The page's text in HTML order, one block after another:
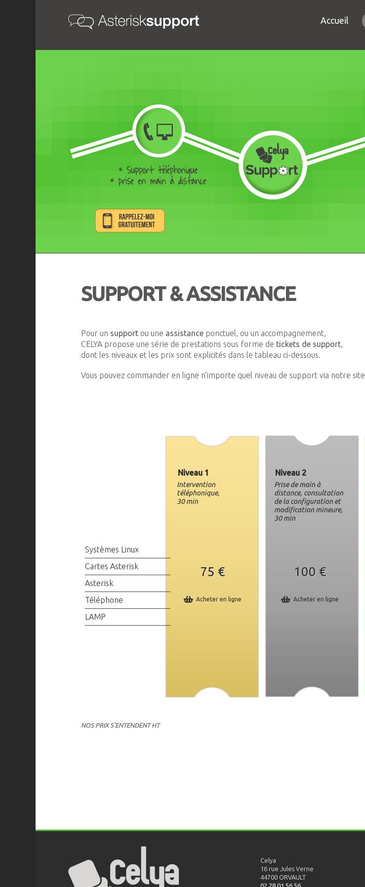
Accueil
SUPPORT & ASSISTANCE
Pour un support ou une assistance ponctuel, ou un accompagnement,
CELYA propose une série de prestations sous forme de tickets de support
dont les niveaux et les prix sont explicités dans le tableau ci-dessous.
Vous pouvez commander en ligne n’importe quel niveau de support via notre site
Niveau 1 Niveau 2
Intervention
téléphonique,
30 min
Prise de main à
distance, consultation
de la configuration et
modification mineure,
30 min
Systèmes Linux
75 €
Acheter en ligne
100 €
Acheter en ligne
Cartes Asterisk
Asterisk
Téléphone
LAMP
NOS PRIX S'ENTENDENT HT
Celya
16 rue Jules Verne
44700 ORVAULT
02.28.01.56.56